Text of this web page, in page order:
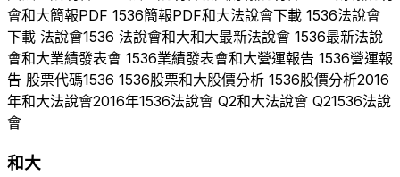
會和大簡報PDF 1536簡報PDF和大法說會下載 1536法說會
下載 法說會1536 法說會和大和大最新法說會 1536最新法說
會和大業績發表會 1536業績發表會和大營運報告 1536營運報
告 股票代碼1536 1536股票和大股價分析 1536股價分析2016
年和大法說會2016年1536法說會 Q2和大法說會 Q21536法說
會
和大